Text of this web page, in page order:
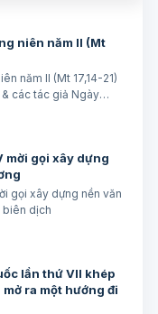
niên năm II (Mt
năm II (Mt 17,14-21)
các tác giả Ngày
Kb 1, 12…
mời gọi xây dựng
gọi xây dựng nền văn
biên dịch
lần thứ VII khép
ra một hướng đi